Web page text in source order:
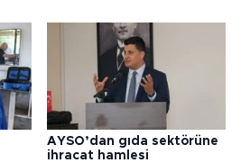
AYSO’dan gıda sektörüne
ihracat hamlesi